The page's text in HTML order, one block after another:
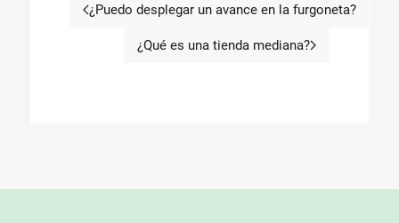
Artículo anterior: ¿Puedo
¿Puedo desplegar un avance en la furgoneta?
Artículo siguiente: ¿Qué es
¿Qué es una tienda mediana?